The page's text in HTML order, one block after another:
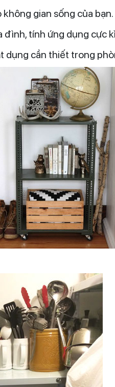
gian sống của bạn.
đình, tính ứng dụng cực
dụng cần thiết trong